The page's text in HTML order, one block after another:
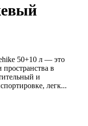
50+10 л — это
в
и
легк...